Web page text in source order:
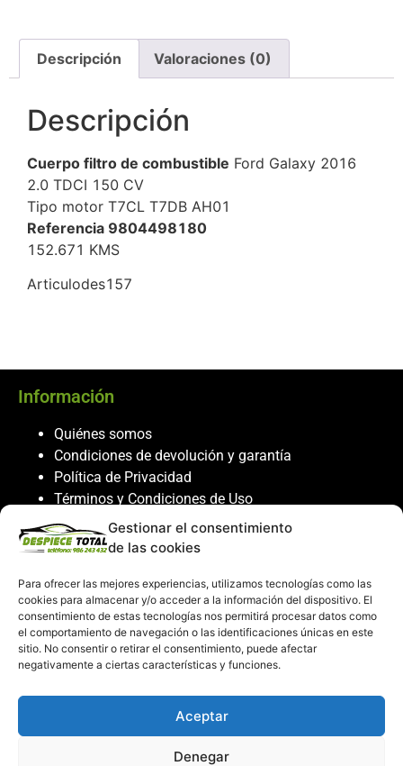
Gestionar el consentimiento
de las cookies
Para ofrecer las mejores experiencias, utilizamos tecnologías como las
cookies para almacenar y/o acceder a la información del dispositivo. El
consentimiento de estas tecnologías nos permitirá procesar datos como
el comportamiento de navegación o las identificaciones únicas en este
sitio. No consentir o retirar el consentimiento, puede afectar
negativamente a ciertas características y funciones.
Aceptar
Denegar
Descripción Valoraciones (0)
Descripción
Cuerpo filtro de combustible Ford Galaxy 2016
2.0 TDCI 150 CV
Tipo motor T7CL T7DB AH01
Referencia 9804498180
152.671 KMS
Articulodes157
Información
Quiénes somos
Condiciones de devolución y garantía
Política de Privacidad
Términos y Condiciones de Uso
Política de Cookies
Servicio al cliente
Contacto
986 243 432
608 867 074
recambiosdespiecetotal@gmail.com
Mi cuenta
Mi Cuenta